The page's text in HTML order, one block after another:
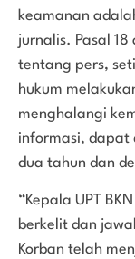
keamanan
jurnalis. Pasal 18
tentang pers,
hukum
menghalangi
informasi, dapat
dua tahun dan
“Kepala UPT
berkelit dan
Korban telah